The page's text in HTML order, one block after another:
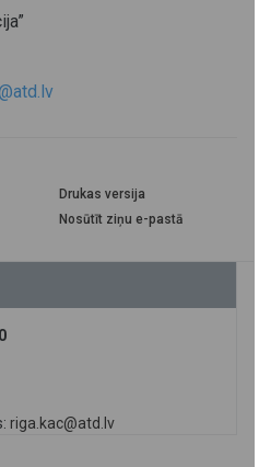
Drukas versija
Nosūtīt ziņu e-pastā
riga.kac@atd.lv